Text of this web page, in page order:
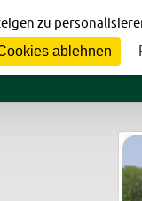
Home
zu
ablehnen